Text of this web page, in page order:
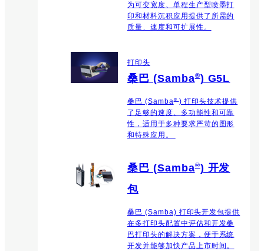
为可变宽度、单程生产型喷墨打
印和材料沉积应用提供了所需的
质量、速度和可扩展性。
打印头
桑巴 (Samba®) G5L
桑巴 (Samba® ) 打印头技术提供
了足够的速度、多功能性和可靠
性，适用于多种要求严苛的图形
和特殊应用。
桑巴 (Samba®) 开发
包
桑巴 (Samba) 打印头开发包提供
在多打印头配置中评估和开发桑
巴打印头的解决方案，便于系统
开发并能够加快产品上市时间。